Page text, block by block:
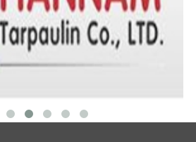
LƯỚI CHE NẮNG